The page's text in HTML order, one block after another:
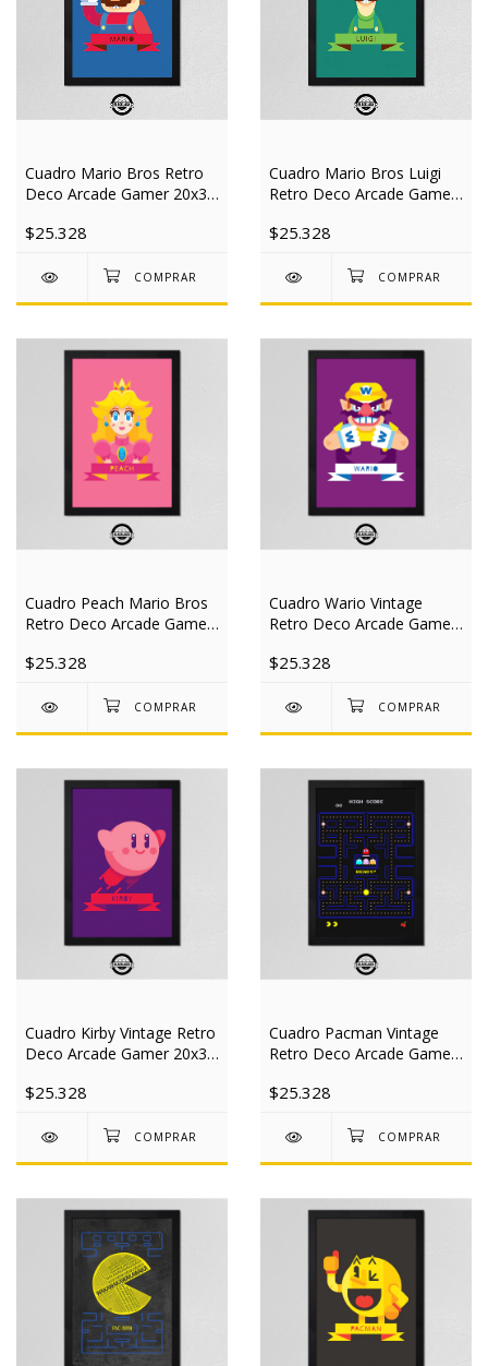
Cuadro Mario Bros Retro
Deco Arcade Gamer 20x30
$25.328
Cuadro Mario Bros Luigi
Retro Deco Arcade Gamer
$25.328
Cuadro Peach Mario Bros
Retro Deco Arcade Gamer
$25.328
Cuadro Wario Vintage
Retro Deco Arcade Gamer
$25.328
Cuadro Kirby Vintage Retro
Deco Arcade Gamer 20x30
$25.328
Cuadro Pacman Vintage
Retro Deco Arcade Gamer
$25.328